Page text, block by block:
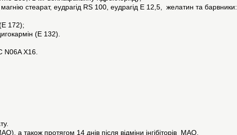
стеарат, еудрагід RS 100, еудрагід E 12,5, желатин та барвники:
172);
(Е 132).
N06A X16.
а також протягом 14 днів після відміни інгібіторів МАО.